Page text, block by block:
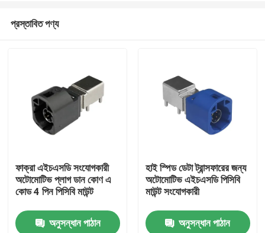
প্রস্তাবিত পণ্য
ফাক্রা এইচএসডি সংযোগকারী
অটোমোটিভ প্লাগ ডান কোণ এ
কোড 4 পিন পিসিবি মাউন্ট
অনুসন্ধান পাঠান
হাই স্পিড ডেটা ট্রান্সফারের জন্য
অটোমোটিভ এইচএসডি পিসিবি
মাউন্ট সংযোগকারী
অনুসন্ধান পাঠান